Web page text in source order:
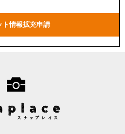
ト情報拡充申請